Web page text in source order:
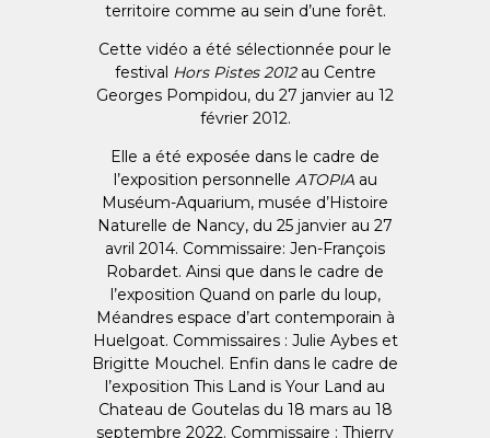
territoire comme au sein d’une forêt.
Cette vidéo a été sélectionnée pour le
festival Hors Pistes 2012au Centre
Georges Pompidou, du 27 janvier au 12
février 2012.
Elle a été exposée dans le cadre de
l’exposition personnelle ATOPIA au
Muséum-Aquarium, musée d’Histoire
Naturelle de Nancy, du 25 janvier au 27
avril 2014. Commissaire: Jen-François
Robardet. Ainsi que dans le cadre de
l’exposition Quand on parle du loup,
Méandres espace d’art contemporain à
Huelgoat. Commissaires : Julie Aybes et
Brigitte Mouchel. Enfin dans le cadre de
l’exposition This Land is Your Land au
Chateau de Goutelas du 18 mars au 18
septembre 2022. Commissaire : Thierry